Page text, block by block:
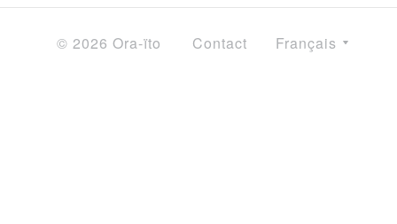
© 2026 Ora-ïto Contact Français